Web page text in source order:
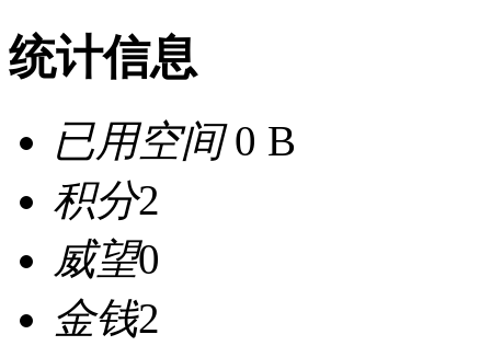
统计信息
已用空间0 B
积分2
威望0
金钱2